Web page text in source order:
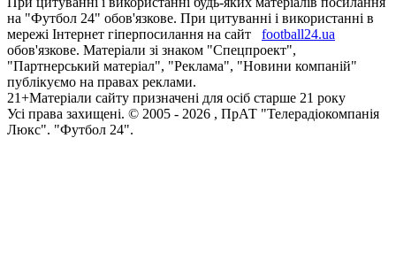
на "Футбол 24" обов'язкове. При цитуванні і використанні в
мережі Інтернет гіперпосилання на сайт
football24.ua
обов'язкове. Матеріали зі знаком "Спецпроект",
"Партнерський матеріал", "Реклама", "Новини компаній"
публікуємо на правах реклами.
21+Матеріали сайту призначені для осіб старше 21 року
Усi права захищенi. © 2005 - 2026 , ПрАТ "Телерадіокомпанія
Люкс". "Футбол 24".